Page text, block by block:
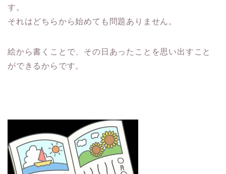
す。
それはどちらから始めても問題ありません。
絵から書くことで、その日あったことを思い出すこと
ができるからです。